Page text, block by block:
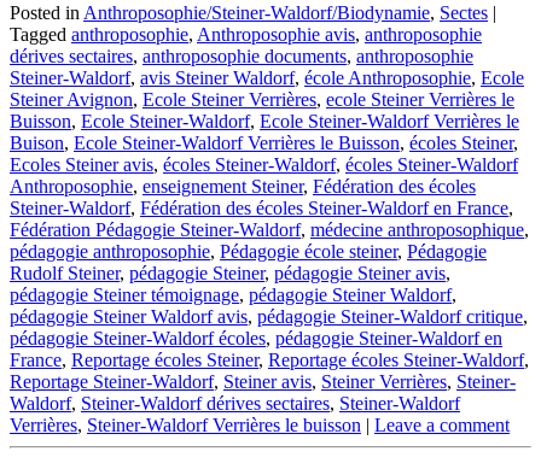
Posted in Anthroposophie/Steiner-Waldorf/Biodynamie, Sectes |
Tagged anthroposophie, Anthroposophie avis, anthroposophie
dérives sectaires, anthroposophie documents, anthroposophie
Steiner-Waldorf, avis Steiner Waldorf, école Anthroposophie, Ecole
Steiner Avignon, Ecole Steiner Verrières, ecole Steiner Verrières le
Buisson, Ecole Steiner-Waldorf, Ecole Steiner-Waldorf Verrières le
Buison, Ecole Steiner-Waldorf Verrières le Buisson, écoles Steiner,
Ecoles Steiner avis, écoles Steiner-Waldorf, écoles Steiner-Waldorf
Anthroposophie, enseignement Steiner, Fédération des écoles
Steiner-Waldorf, Fédération des écoles Steiner-Waldorf en France,
Fédération Pédagogie Steiner-Waldorf, médecine anthroposophique,
pédagogie anthroposophie, Pédagogie école steiner, Pédagogie
Rudolf Steiner, pédagogie Steiner, pédagogie Steiner avis,
pédagogie Steiner témoignage, pédagogie Steiner Waldorf,
pédagogie Steiner Waldorf avis, pédagogie Steiner-Waldorf critique,
pédagogie Steiner-Waldorf écoles, pédagogie Steiner-Waldorf en
France, Reportage écoles Steiner, Reportage écoles Steiner-Waldorf,
Reportage Steiner-Waldorf, Steiner avis, Steiner Verrières, Steiner-
Waldorf, Steiner-Waldorf dérives sectaires, Steiner-Waldorf
Verrières, Steiner-Waldorf Verrières le buisson | Leave a comment